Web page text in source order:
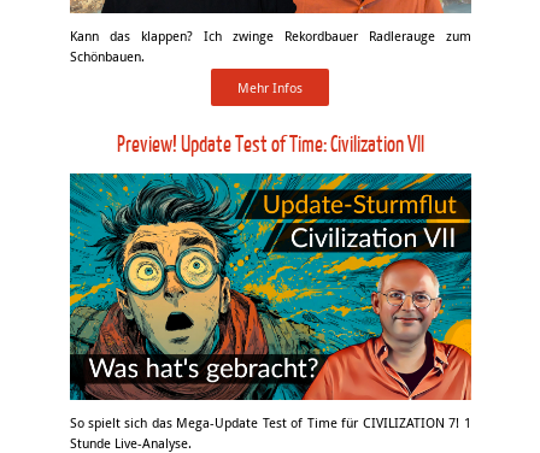
Kann das klappen? Ich zwinge Rekordbauer Radlerauge zum
Schönbauen.
Mehr Infos
Preview! Update Test of Time: Civilization VII
So spielt sich das Mega-Update Test of Time für CIVILIZATION 7! 1
Stunde Live-Analyse.